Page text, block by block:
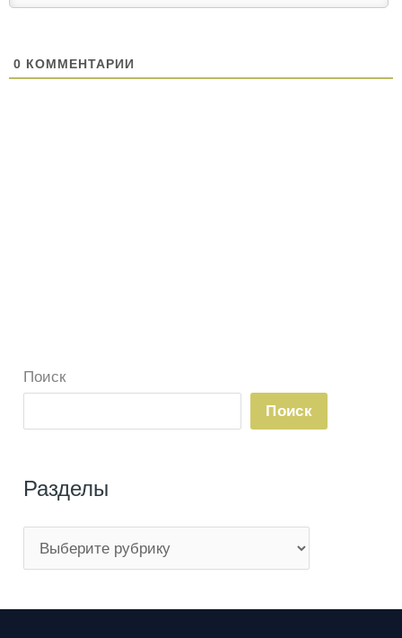
0 КОММЕНТАРИИ
Поиск
Поиск
Разделы
а